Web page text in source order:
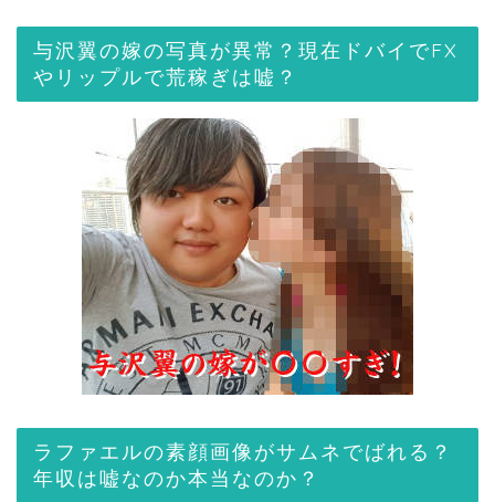
与沢翼の嫁の写真が異常？現在ドバイでFX
やリップルで荒稼ぎは嘘？
ラファエルの素顔画像がサムネでばれる？
年収は嘘なのか本当なのか？